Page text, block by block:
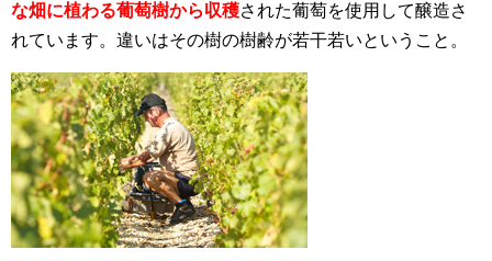
な畑に植わる葡萄樹から収穫された葡萄を使用して醸造さ
れています。違いはその樹の樹齢が若干若いということ。